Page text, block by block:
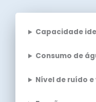
Capacidade
Consumo de
Nível de ruído